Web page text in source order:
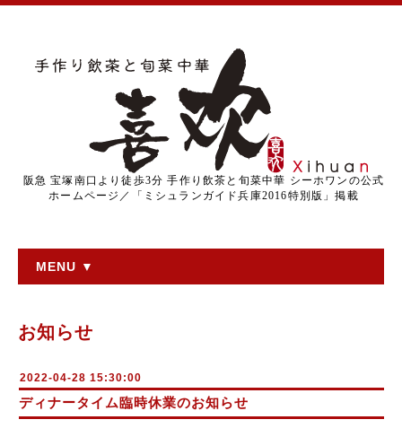
阪急 宝塚南口より徒歩3分 手作り飲茶と旬菜中華 シーホワンの公式
ホームページ／「ミシュランガイド兵庫2016特別版」掲載
MENU ▼
お知らせ
2022-04-28 15:30:00
ディナータイム臨時休業のお知らせ